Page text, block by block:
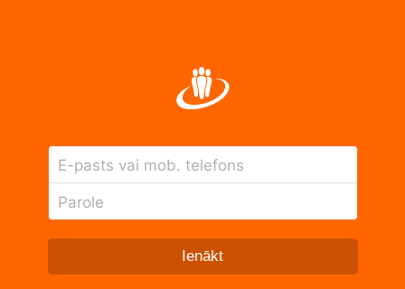
E-pasts vai mob. telefons
Parole
Ienākt